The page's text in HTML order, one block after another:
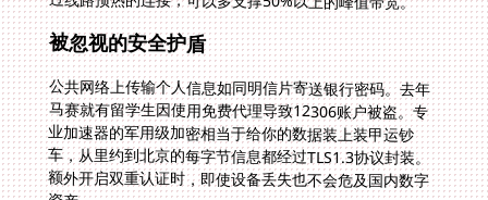
被忽视的安全护盾
公共网络上传输个人信息如同明信片寄送银行密码。去年
马赛就有留学生因使用免费代理导致12306账户被盗。专
业加速器的军用级加密相当于给你的数据装上装甲运钞
车，从里约到北京的每字节信息都经过TLS1.3协议封装。
额外开启双重认证时，即使设备丢失也不会危及国内数字